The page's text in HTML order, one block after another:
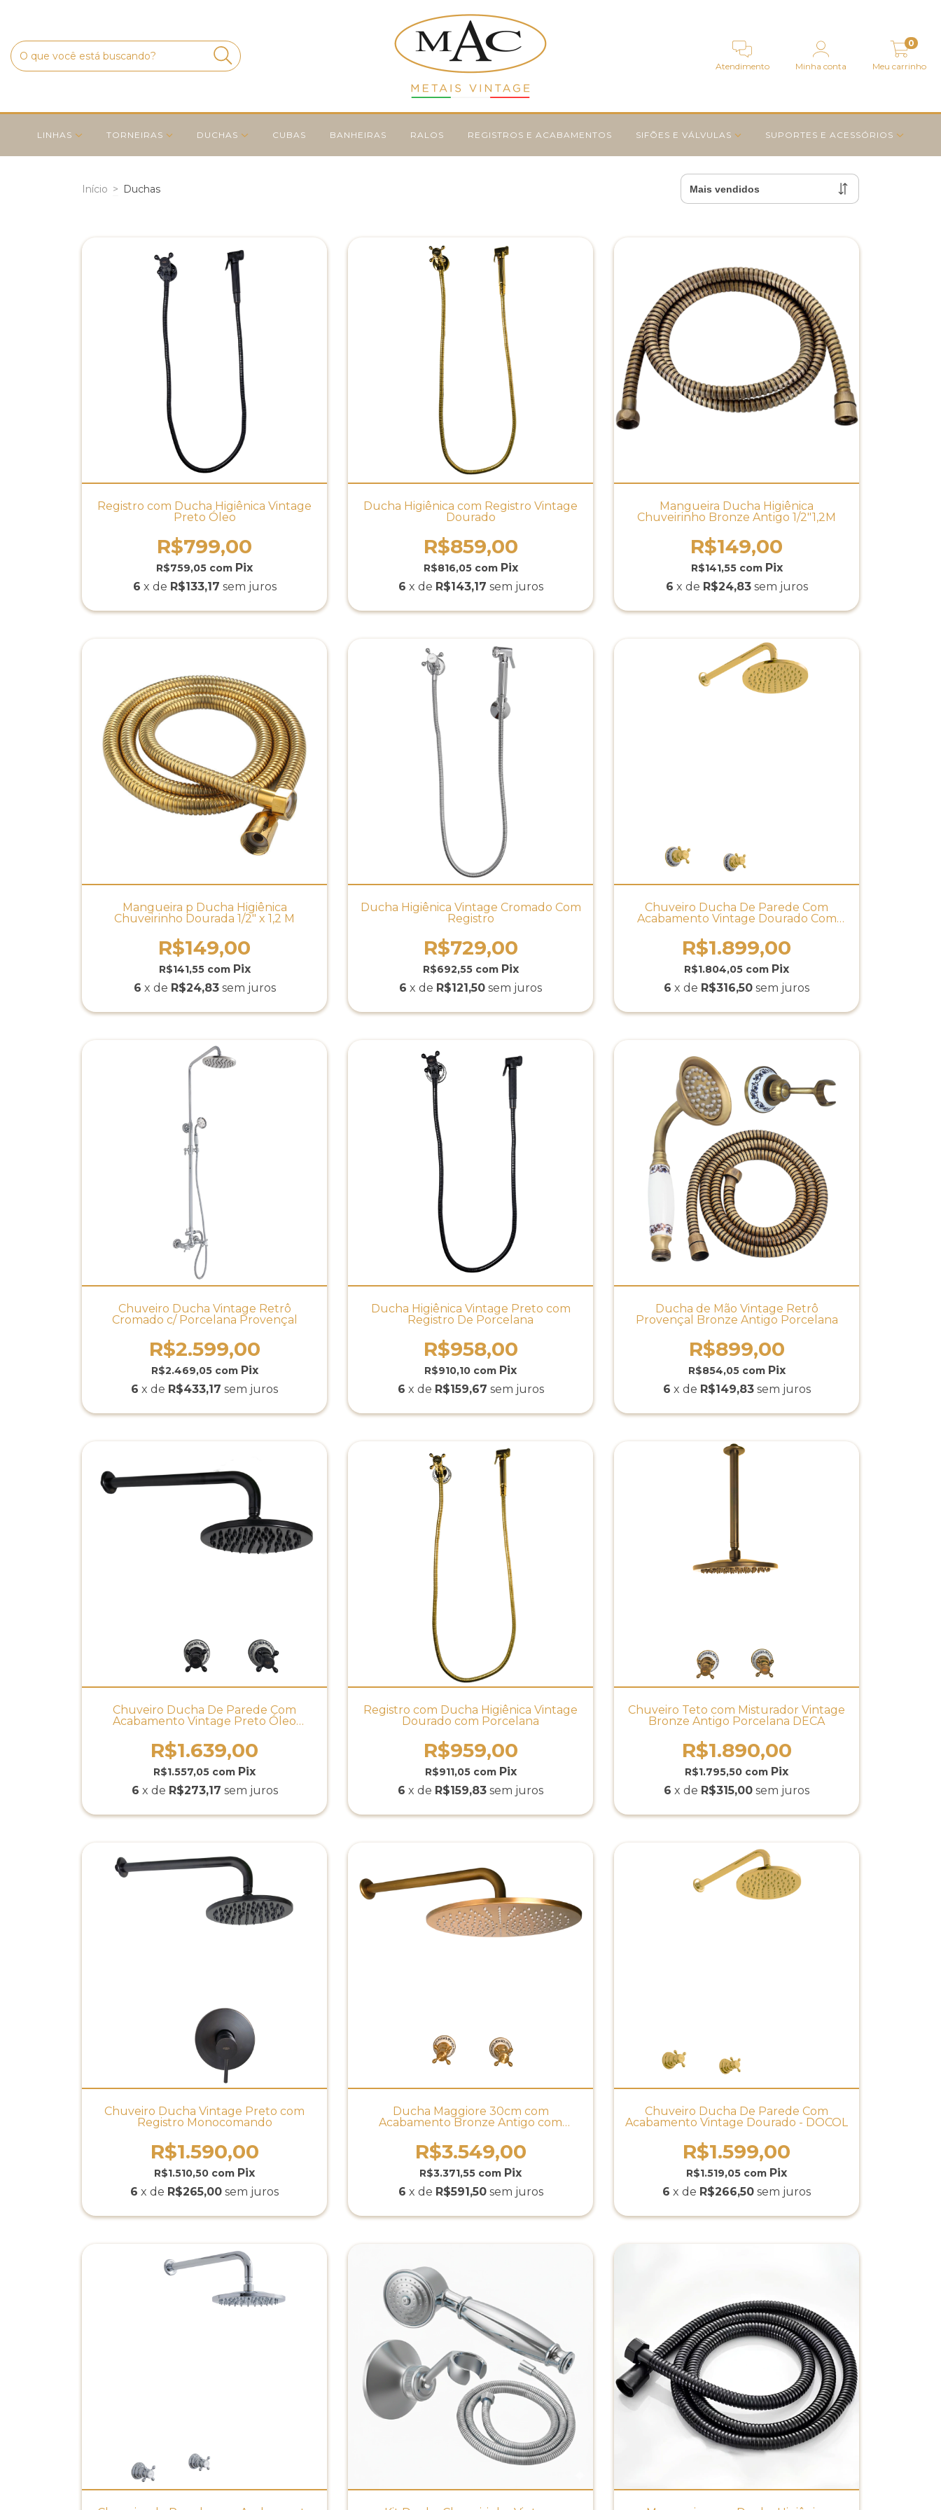
Atendimento Minha conta Meu carrinho
0
LINHAS TORNEIRAS DUCHAS CUBAS BANHEIRAS RALOS REGISTROS E ACABAMENTOS SIFÕES E VÁLVULAS SUPORTES E ACESSÓRIOS
Início > Duchas
Registro com Ducha Higiênica Vintage
Preto Óleo
R$799,00
R$759,05 com
6 x de R$133,17 sem juros
Ducha Higiênica com Registro Vintage
Dourado
R$859,00
R$816,05 com
6 x de R$143,17 sem juros
Mangueira Ducha Higiênica
Chuveirinho Bronze Antigo 1/2"1,2M
R$149,00
R$141,55 com
6 x de R$24,83 sem juros
Mangueira p Ducha Higiênica
Chuveirinho Dourada 1/2" x 1,2 M
R$149,00
R$141,55 com
6 x de R$24,83 sem juros
Ducha Higiênica Vintage Cromado Com
Registro
R$729,00
R$692,55 com
6 x de R$121,50 sem juros
Chuveiro Ducha De Parede Com
Acabamento Vintage Dourado Com
R$1.899,00
R$1.804,05 com
6 x de R$316,50 sem juros
Chuveiro Ducha Vintage Retrô
Cromado c/ Porcelana Provençal
R$2.599,00
R$2.469,05 com
6 x de R$433,17 sem juros
Ducha Higiênica Vintage Preto com
Registro De Porcelana
R$958,00
R$910,10 com
6 x de R$159,67 sem juros
Ducha de Mão Vintage Retrô
Provençal Bronze Antigo Porcelana
R$899,00
R$854,05 com
6 x de R$149,83 sem juros
Chuveiro Ducha De Parede Com
Acabamento Vintage Preto Óleo
R$1.639,00
R$1.557,05 com
6 x de R$273,17 sem juros
Registro com Ducha Higiênica Vintage
Dourado com Porcelana
R$959,00
R$911,05 com
6 x de R$159,83 sem juros
Chuveiro Teto com Misturador Vintage
Bronze Antigo Porcelana DECA
R$1.890,00
R$1.795,50 com
6 x de R$315,00 sem juros
Chuveiro Ducha Vintage Preto com
Registro Monocomando
R$1.590,00
R$1.510,50 com
6 x de R$265,00 sem juros
Ducha Maggiore 30cm com
Acabamento Bronze Antigo com
R$3.549,00
R$3.371,55 com
6 x de R$591,50 sem juros
Chuveiro Ducha De Parede Com
Acabamento Vintage Dourado - DOCOL
R$1.599,00
R$1.519,05 com
6 x de R$266,50 sem juros